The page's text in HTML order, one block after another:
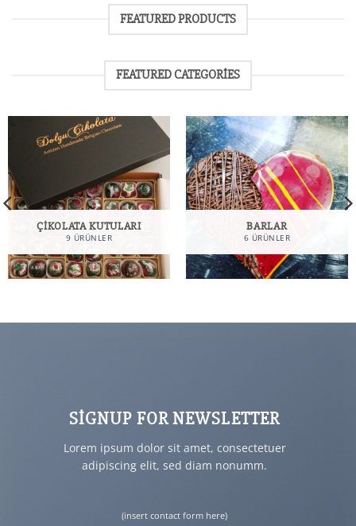
FEATURED PRODUCTS
FEATURED CATEGORIES
ÇIKOLATA KUTULARI
9 ÜRÜNLER
BARLAR
6 ÜRÜNLER
SIGNUP FOR NEWSLETTER
Lorem ipsum dolor sit amet, consectetuer
adipiscing elit, sed diam nonumm.
(insert contact form here)